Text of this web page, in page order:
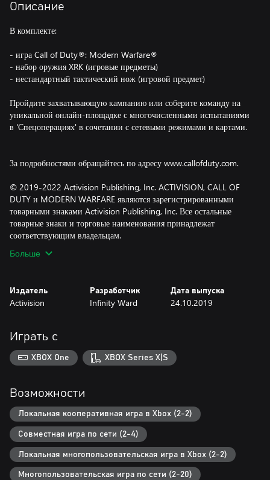
Описание
В комплекте:
- игра Call of Duty®: Modern Warfare®
- набор оружия XRK (игровые предметы)
- нестандартный тактический нож (игровой предмет)
Пройдите захватывающую кампанию или соберите команду на
уникальной онлайн-площадке с многочисленными испытаниями
в 'Спецоперациях' в сочетании с сетевыми режимами и картами.
За подробностями обращайтесь по адресу www.callofduty.com.
© 2019-2022 Activision Publishing, Inc. ACTIVISION, CALL OF
DUTY и MODERN WARFARE являются зарегистрированными
товарными знаками Activision Publishing, Inc. Все остальные
товарные знаки и торговые наименования принадлежат
соответствующим владельцам.
Больше
Издатель
Activision
Разработчик
Infinity Ward
Дата выпуска
24.10.2019
Играть с
XBOX One XBOX Series X|S
Возможности
Локальная кооперативная игра в Xbox (2-2)
Совместная игра по сети (2-4)
Локальная многопользовательская игра в Xbox (2-2)
Многопользовательская игра по сети (2-20)